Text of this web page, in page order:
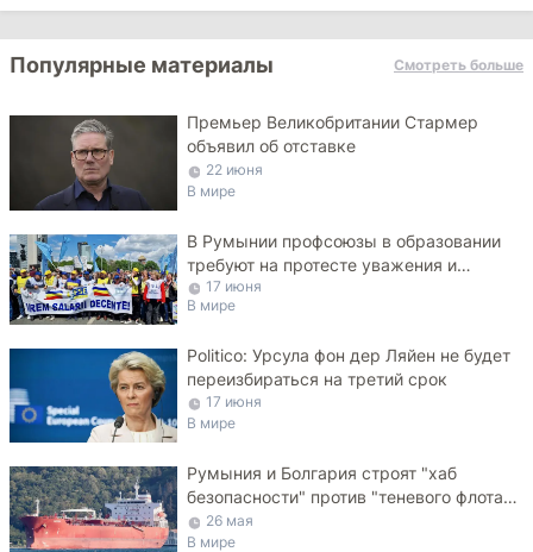
Популярные материалы Смотреть больше
Премьер Великобритании Стармер
объявил об отставке
22 июня
В мире
В Румынии профсоюзы в образовании
требуют на протесте уважения и
достойных зарплат
17 июня
В мире
Politico: Урсула фон дер Ляйен не будет
переизбираться на третий срок
17 июня
В мире
Румыния и Болгария строят "хаб
безопасности" против "теневого флота"
РФ в Черном море
26 мая
В мире